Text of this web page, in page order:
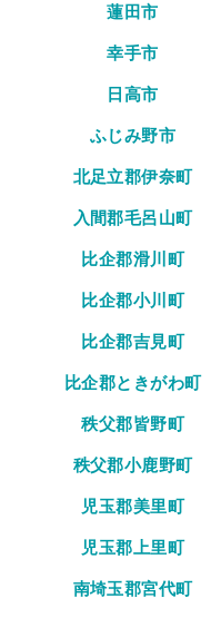
蓮田市
幸手市
日高市
ふじみ野市
北足立郡伊奈町
入間郡毛呂山町
比企郡滑川町
比企郡小川町
比企郡吉見町
比企郡ときがわ町
秩父郡皆野町
秩父郡小鹿野町
児玉郡美里町
児玉郡上里町
南埼玉郡宮代町